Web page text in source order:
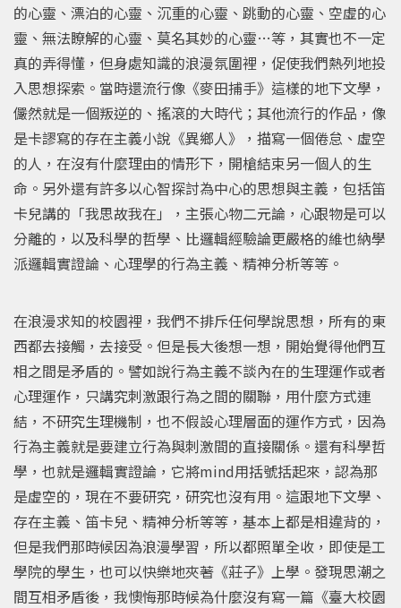
的心靈、漂泊的心靈、沉重的心靈、跳動的心靈、空虛的心
靈、無法瞭解的心靈、莫名其妙的心靈…等，其實也不一定
真的弄得懂，但身處知識的浪漫氛圍裡，促使我們熱列地投
入思想探索。當時還流行像《麥田捕手》這樣的地下文學，
儼然就是一個叛逆的、搖滾的大時代；其他流行的作品，像
是卡謬寫的存在主義小說《異鄉人》，描寫一個倦怠、虛空
的人，在沒有什麼理由的情形下，開槍結束另一個人的生
命。另外還有許多以心智探討為中心的思想與主義，包括笛
卡兒講的「我思故我在」，主張心物二元論，心跟物是可以
分離的，以及科學的哲學、比邏輯經驗論更嚴格的維也納學
派邏輯實證論、心理學的行為主義、精神分析等等。
在浪漫求知的校園裡，我們不排斥任何學說思想，所有的東
西都去接觸，去接受。但是長大後想一想，開始覺得他們互
相之間是矛盾的。譬如說行為主義不談內在的生理運作或者
心理運作，只講究刺激跟行為之間的關聯，用什麼方式連
結，不研究生理機制，也不假設心理層面的運作方式，因為
行為主義就是要建立行為與刺激間的直接關係。還有科學哲
學，也就是邏輯實證論，它將mind用括號括起來，認為那
是虛空的，現在不要研究，研究也沒有用。這跟地下文學、
存在主義、笛卡兒、精神分析等等，基本上都是相違背的，
但是我們那時候因為浪漫學習，所以都照單全收，即使是工
學院的學生，也可以快樂地夾著《莊子》上學。發現思潮之
間互相矛盾後，我懊悔那時候為什麼沒有寫一篇《臺大校園